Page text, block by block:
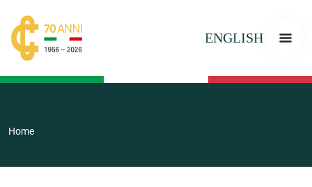
ENGLISH
Home